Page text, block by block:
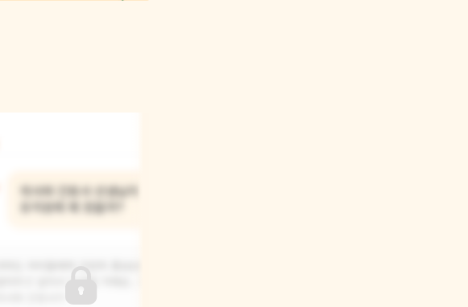
의사와 간호사 선생님이
유치원에 왜 왔을까?
알려주고 싶어서 오셨을 거예요. 그리고